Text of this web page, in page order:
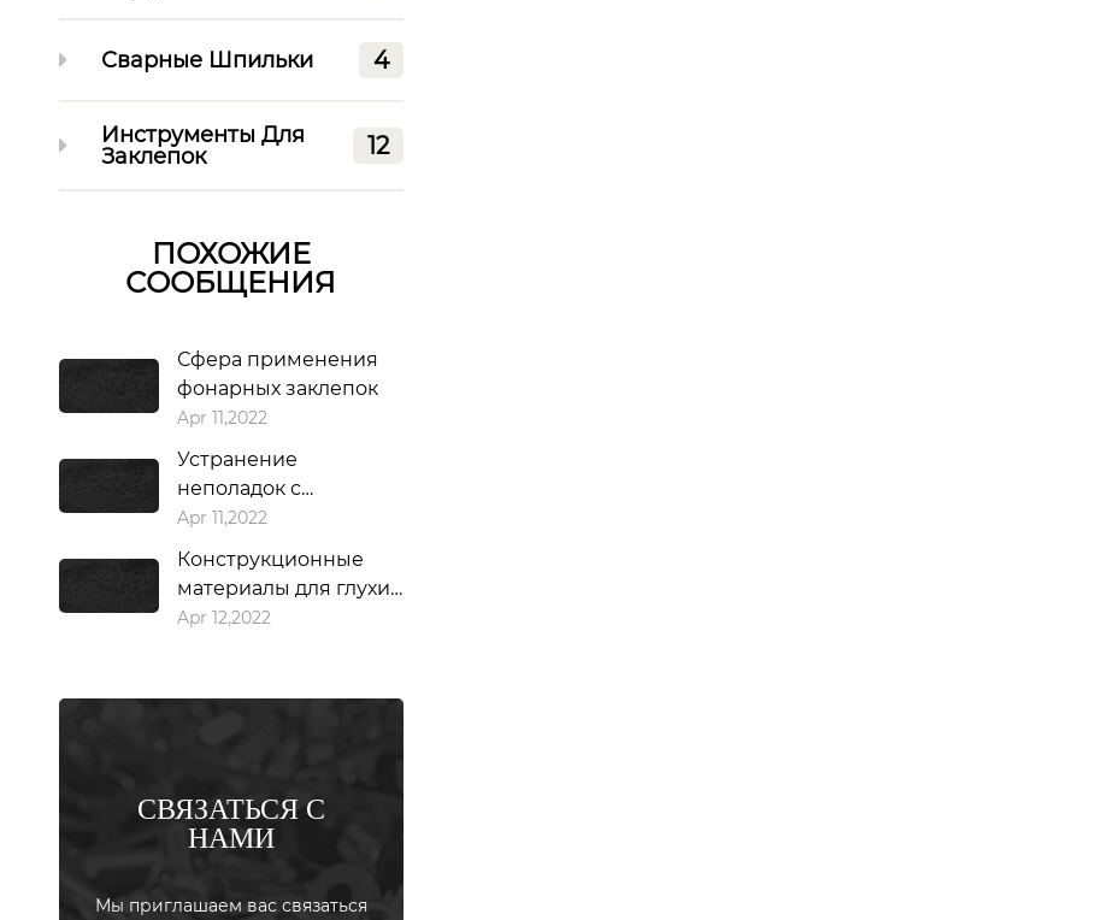
Сварные Шпильки 4
Инструменты Для
Заклепок
12
ПОХОЖИЕ
СООБЩЕНИЯ
Сфера применения
фонарных заклепок
Apr 11,2022
Устранение
неполадок с
гвоздезабивным
пистолетом
Apr 11,2022
Конструкционные
материалы для глухих
заклепок
Apr 12,2022
СВЯЗАТЬСЯ С
НАМИ
Мы приглашаем вас связаться